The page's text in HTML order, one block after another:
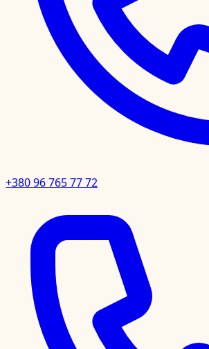
+380 96 765 77 72